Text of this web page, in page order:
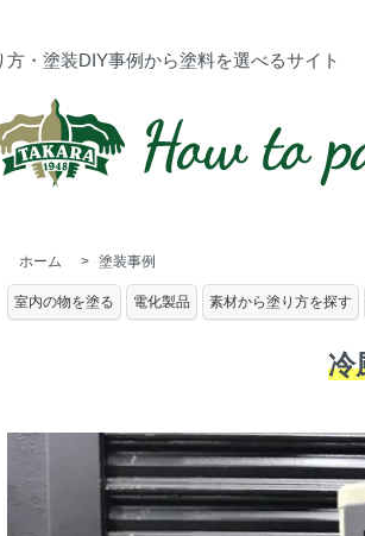
方・塗装DIY事例から塗料を選べるサイト
ホーム > 塗装事例
室内の物を塗る 電化製品 素材から塗り方を探す
冷